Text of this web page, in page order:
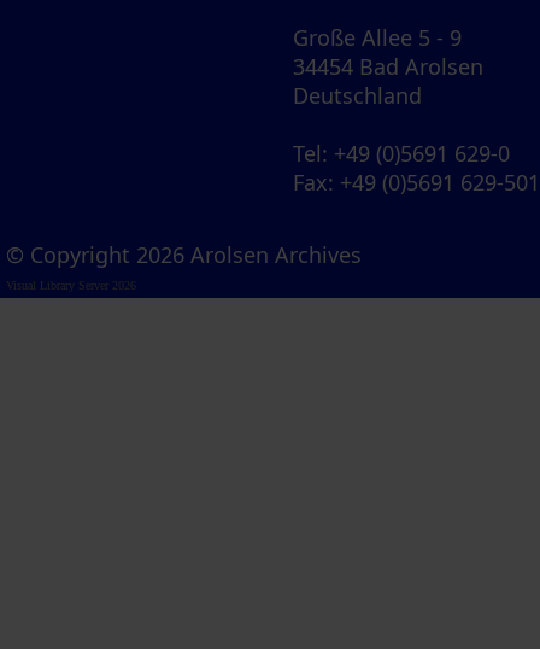
Große Allee 5 - 9
34454 Bad Arolsen
Deutschland
Tel: +49 (0)5691 629-0
Fax: +49 (0)5691 629-501
© Copyright 2026 Arolsen Archives
Visual Library Server 2026